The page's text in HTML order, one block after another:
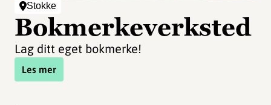
Stokke
Bokmerkeverksted
Lag ditt eget bokmerke!
Les mer